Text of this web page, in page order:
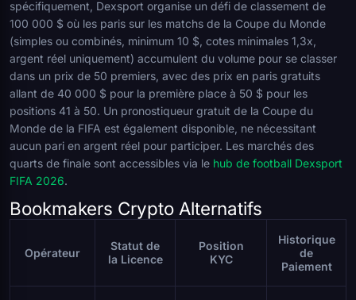
spécifiquement, Dexsport organise un défi de classement de
100 000 $ où les paris sur les matchs de la Coupe du Monde
(simples ou combinés, minimum 10 $, cotes minimales 1,3x,
argent réel uniquement) accumulent du volume pour se classer
dans un prix de 50 premiers, avec des prix en paris gratuits
allant de 40 000 $ pour la première place à 50 $ pour les
positions 41 à 50. Un pronostiqueur gratuit de la Coupe du
Monde de la FIFA est également disponible, ne nécessitant
aucun pari en argent réel pour participer. Les marchés des
quarts de finale sont accessibles via le hub de football Dexsport
FIFA 2026.
Bookmakers Crypto Alternatifs
Opérateur
Statut de
la Licence
Position
KYC
Historique
de
Paiement